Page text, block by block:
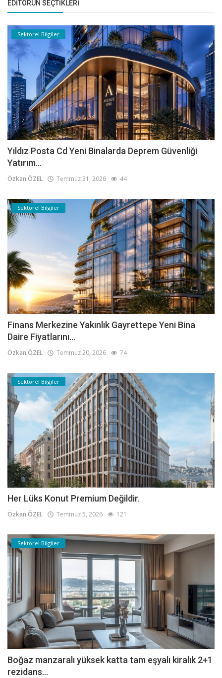
EDITÖRÜN SEÇTIKLERI
Sektörel Bilgiler
Yıldız Posta Cd Yeni Binalarda Deprem Güvenliği
Yatırım...
Özkan ÖZEL Temmuz 31, 2026 44
Sektörel Bilgiler
Finans Merkezine Yakınlık Gayrettepe Yeni Bina
Daire Fiyatlarını...
Özkan ÖZEL Temmuz 20, 2026 74
Sektörel Bilgiler
Her Lüks Konut Premium Değildir.
Özkan ÖZEL Temmuz 5, 2026 121
Sektörel Bilgiler
Boğaz manzaralı yüksek katta tam eşyalı kiralık 2+1
rezidans...